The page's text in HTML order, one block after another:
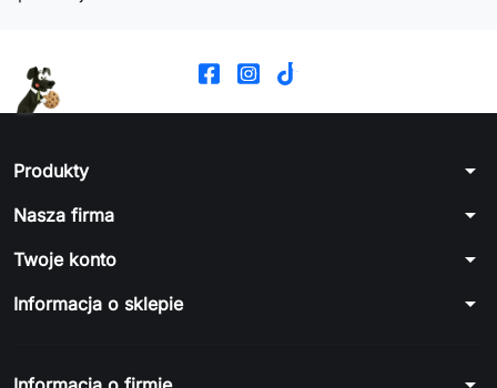
Produkty arrow_drop_down
Nasza firma arrow_drop_down
Twoje konto arrow_drop_down
Informacja o sklepie arrow_drop_down